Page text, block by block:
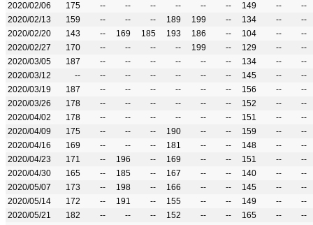
2020/02/06
175 -- -- -- -- -- -- 149 --
--
2020/02/13
159 -- -- -- 189 199 -- 134 --
--
2020/02/20
143 -- 169 185 193 186 -- 104 --
--
2020/02/27
170 -- -- -- -- 199 -- 129 --
--
2020/03/05
187 -- -- -- -- -- -- 134 --
--
2020/03/12
-- -- -- -- -- -- -- 145 --
--
2020/03/19
187 -- -- -- -- -- -- 156 --
--
2020/03/26
178 -- -- -- -- -- -- 152 --
--
2020/04/02
178 -- -- -- -- -- -- 151 --
--
2020/04/09
175 -- -- -- 190 -- -- 159 --
--
2020/04/16
169 -- -- -- 181 -- -- 148 --
--
2020/04/23
171 -- 196 -- 169 -- -- 151 --
--
2020/04/30
165 -- 185 -- 167 -- -- 140 --
--
2020/05/07
173 -- 198 -- 166 -- -- 145 --
--
2020/05/14
172 -- 191 -- 155 -- -- 149 --
--
2020/05/21
182 -- -- -- 152 -- -- 165 --
--